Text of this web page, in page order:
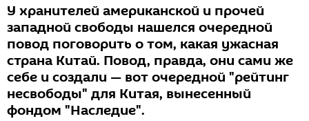
У хранителей американской и прочей
западной свободы нашелся очередной
повод поговорить о том, какая ужасная
страна Китай. Повод, правда, они сами же
себе и создали — вот очередной "рейтинг
несвободы" для Китая, вынесенный
фондом "Наследие".